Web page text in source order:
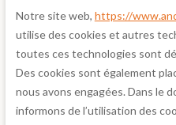
Notre site web, https://
utilise des cookies et autres
toutes ces technologies sont
Des cookies sont également
nous avons engagées. Dans le
informons de l’utilisation des